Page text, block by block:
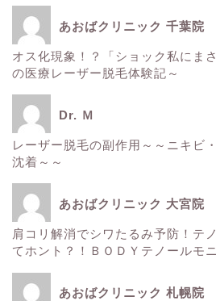
あおばクリニック 千葉院
オス化現象！？「ショック私にま
の医療レーザー脱毛体験記～
Dr. Ｍ
レーザー脱毛の副作用～～ニキビ
沈着～～
あおばクリニック 大宮院
肩コリ解消でシワたるみ予防！テ
てホント？！ＢＯＤＹテノールモ
あおばクリニック 札幌院